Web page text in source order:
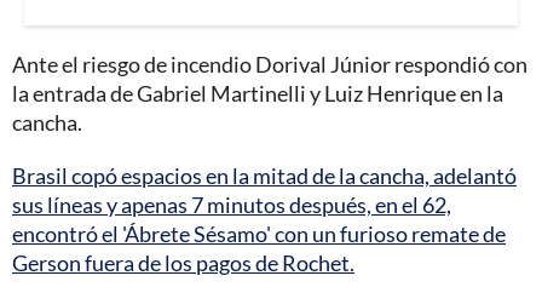
Ante el riesgo de incendio Dorival Júnior respondió con
la entrada de Gabriel Martinelli y Luiz Henrique en la
cancha.
Brasil copó espacios en la mitad de la cancha, adelantó
sus líneas y apenas 7 minutos después, en el 62,
encontró el 'Ábrete Sésamo' con un furioso remate de
Gerson fuera de los pagos de Rochet.